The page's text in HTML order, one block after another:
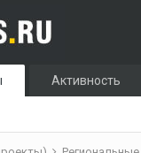
Активность